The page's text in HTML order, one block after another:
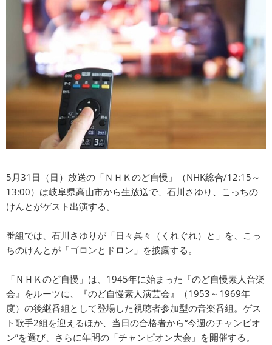
5月31日（日）放送の「ＮＨＫのど自慢」（NHK総合/12:15～
13:00）は岐阜県高山市から生放送で、石川さゆり、こっちの
けんとがゲスト出演する。
番組では、石川さゆりが「日々呉々（くれぐれ）と」を、こっ
ちのけんとが「ゴロンとドロン」を披露する。
「ＮＨＫのど自慢」は、1945年に始まった『のど自慢素人音楽
会』をルーツに、『のど自慢素人演芸会』（1953～1969年
度）の後継番組として登場した視聴者参加型の音楽番組。ゲス
ト歌手2組を迎えるほか、当日の合格者から“今週のチャンピオ
ン”を選び、さらに年間の「チャンピオン大会」を開催する。